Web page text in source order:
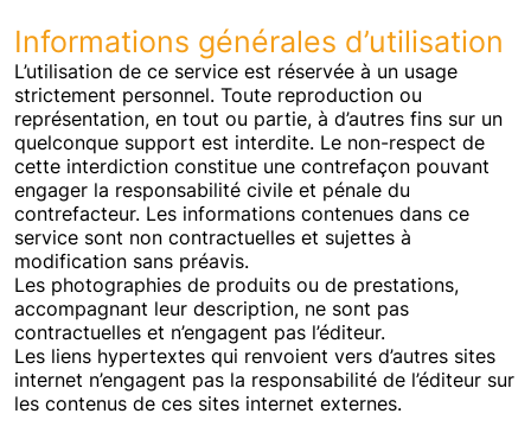
Informations générales d’utilisation
L’utilisation de ce service est réservée à un usage
strictement personnel. Toute reproduction ou
représentation, en tout ou partie, à d’autres fins sur un
quelconque support est interdite. Le non-respect de
cette interdiction constitue une contrefaçon pouvant
engager la responsabilité civile et pénale du
contrefacteur. Les informations contenues dans ce
service sont non contractuelles et sujettes à
modification sans préavis.
Les photographies de produits ou de prestations,
accompagnant leur description, ne sont pas
contractuelles et n’engagent pas l’éditeur.
Les liens hypertextes qui renvoient vers d’autres sites
internet n’engagent pas la responsabilité de l’éditeur sur
les contenus de ces sites internet externes.